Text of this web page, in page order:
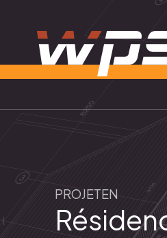
PROJETEN